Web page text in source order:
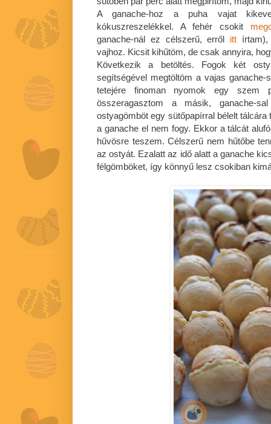
A ganache-hoz a puha vajat
kókuszreszelékkel. A fehér csokit
ganache-nál ez célszerű, erről itt
vajhoz. Kicsit kihűtöm, de csak annyira,
Következik a betöltés. Fogok két
segítségével megtöltöm a vajas
tetejére finoman nyomok egy szem
összeragasztom a másik, ganache-
ostyagömböt egy sütőpapírral bélelt
a ganache el nem fogy. Ekkor a tálcát
hűvösre teszem. Célszerű nem hűtőbe
az ostyát. Ezalatt az idő alatt a ganache
félgömböket, így könnyű lesz csokiban